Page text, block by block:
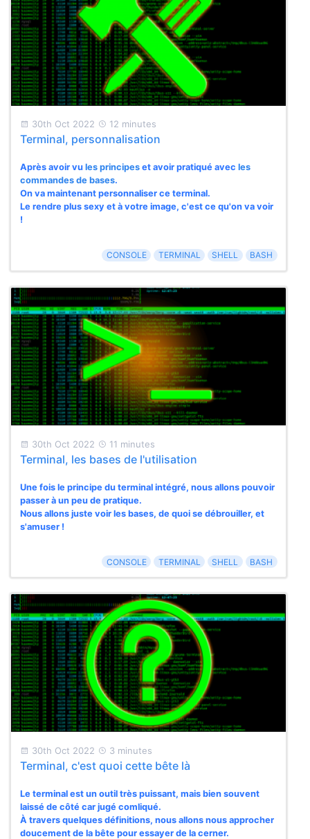
30th Oct 2022 12 minutes
Terminal, personnalisation
Après avoir vu les principeset avoir pratiqué avec les
commandes de bases.
On va maintenant personnaliser ce terminal.
Le rendre plus sexy et à votre image, c'est ce qu'on va voir
!
CONSOLE TERMINAL SHELL BASH
30th Oct 2022 11 minutes
Terminal, les bases de l'utilisation
Une fois le principe du terminal intégré, nous allons pouvoir
passer à un peu de pratique.
Nous allons juste voir les bases, de quoi se débrouiller, et
s'amuser !
CONSOLE TERMINAL SHELL BASH
30th Oct 2022 3 minutes
Terminal, c'est quoi cette bête là
Le terminal est un outil très puissant, mais bien souvent
laissé de côté car jugé comliqué.
À travers quelques définitions, nous allons nous approcher
doucement de la bête pour essayer de la cerner.